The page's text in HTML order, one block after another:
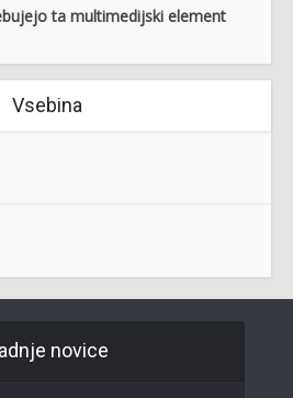
ta multimedijski element
Vsebina
novice